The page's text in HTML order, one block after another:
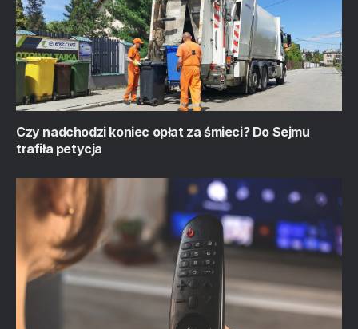
Czy nadchodzi koniec opłat za śmieci? Do Sejmu
trafiła petycja